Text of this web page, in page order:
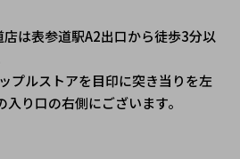
店は表参道駅A2出口から徒歩3分以
プルストアを目印に突き当りを左
り口の右側にございます。